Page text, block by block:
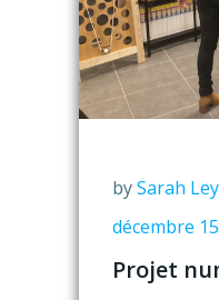
bySarah
décembre
Projet